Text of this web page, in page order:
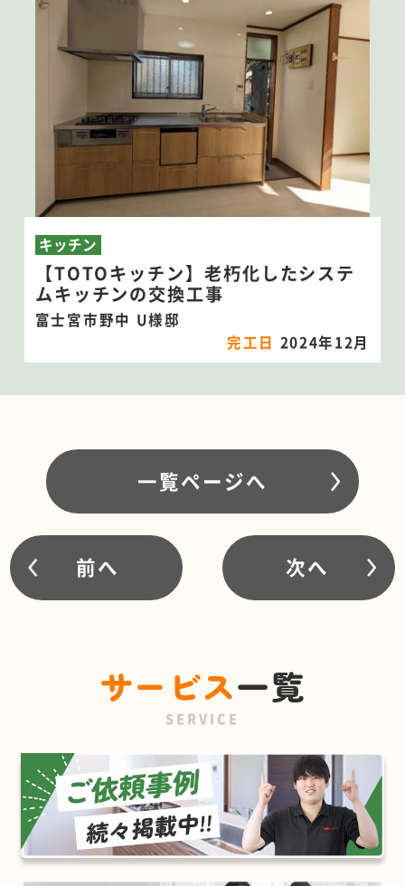
キッチン
【TOTOキッチン】老朽化したシステ
ムキッチンの交換工事
富士宮市野中 U様邸
完工日 2024年12月
前へ
一覧ページへ
次へ
サービス一覧
SERVICE